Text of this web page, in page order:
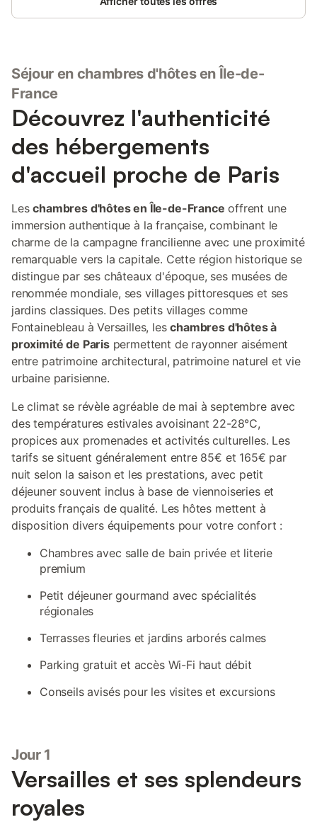
Séjour en chambres d'hôtes en Île-de-
France
Découvrez l'authenticité
des hébergements
d'accueil proche de Paris
Leschambres d'hôtes en Île-de-France offrent une
immersion authentique à la française, combinant le
charme de la campagne francilienne avec une proximité
remarquable vers la capitale. Cette région historique se
distingue par ses châteaux d'époque, ses musées de
renommée mondiale, ses villages pittoresques et ses
jardins classiques. Des petits villages comme
Fontainebleau à Versailles, leschambres d'hôtes à
proximité de Parispermettent de rayonner aisément
entre patrimoine architectural, patrimoine naturel et vie
urbaine parisienne.
Le climat se révèle agréable de mai à septembre avec
des températures estivales avoisinant 22-28°C,
propices aux promenades et activités culturelles. Les
tarifs se situent généralement entre 85€ et 165€ par
nuit selon la saison et les prestations, avec petit
déjeuner souvent inclus à base de viennoiseries et
produits français de qualité. Les hôtes mettent à
disposition divers équipements pour votre confort :
Chambres avec salle de bain privée et literie
premium
Petit déjeuner gourmand avec spécialités
régionales
Terrasses fleuries et jardins arborés calmes
Parking gratuit et accès Wi-Fi haut débit
Conseils avisés pour les visites et excursions
Jour 1
Versailles et ses splendeurs
royales